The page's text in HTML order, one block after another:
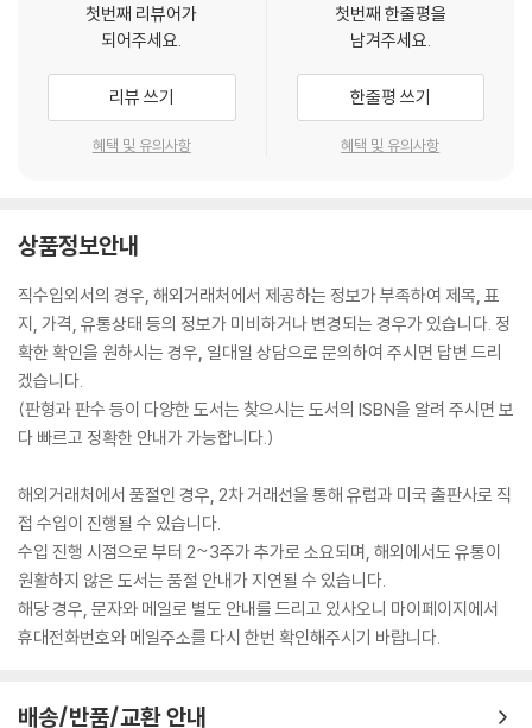
첫번째 리뷰어가
되어주세요.
리뷰 쓰기
혜택 및 유의사항
첫번째 한줄평을
남겨주세요.
한줄평 쓰기
혜택 및 유의사항
상품정보안내
직수입외서의 경우, 해외거래처에서 제공하는 정보가 부족하여 제목, 표
지, 가격, 유통상태 등의 정보가 미비하거나 변경되는 경우가 있습니다. 정
확한 확인을 원하시는 경우, 일대일 상담으로 문의하여 주시면 답변 드리
겠습니다.
(판형과 판수 등이 다양한 도서는 찾으시는 도서의 ISBN을 알려 주시면 보
다 빠르고 정확한 안내가 가능합니다.)
해외거래처에서 품절인 경우, 2차 거래선을 통해 유럽과 미국 출판사로 직
접 수입이 진행될 수 있습니다.
수입 진행 시점으로 부터 2~3주가 추가로 소요되며, 해외에서도 유통이
원활하지 않은 도서는 품절 안내가 지연될 수 있습니다.
해당 경우, 문자와 메일로 별도 안내를 드리고 있사오니 마이페이지에서
휴대전화번호와 메일주소를 다시 한번 확인해주시기 바랍니다.
배송/반품/교환 안내